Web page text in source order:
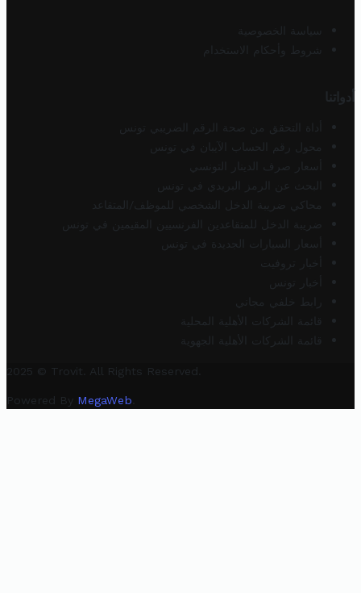
سياسة الخصوصية
شروط وأحكام الاستخدام
أدواتنا
أداة التحقق من صحة الرقم الضريبي تونس
محول رقم الحساب الآيبان في تونس
أسعار صرف الدينار التونسي
البحث عن الرمز البريدي في تونس
محاكي ضريبة الدخل الشخصي للموظف/المتقاعد
ضريبة الدخل للمتقاعدين الفرنسيين المقيمين في تونس
أسعار السيارات الجديدة في تونس
أخبار تروفيت
أخبار تونس
رابط خلفي مجاني
قائمة الشركات الأهلية المحلية
قائمة الشركات الأهلية الجهوية
2025 © Trovit. All Rights Reserved.
Powered By MegaWeb